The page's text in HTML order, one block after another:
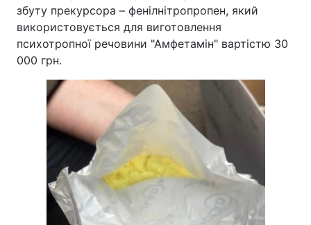
збуту прекурсора – фенілнітропропен, який
використовується для виготовлення
психотропної речовини "Амфетамін" вартістю 30
000 грн.